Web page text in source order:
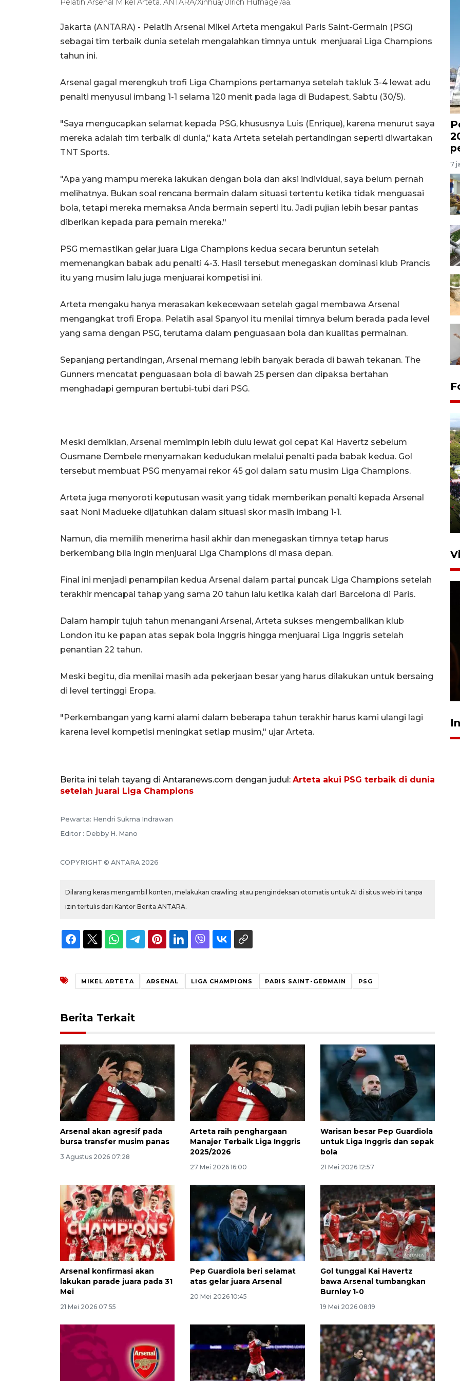
Pelatih Arsenal Mikel Arteta. ANTARA/Xinhua/Ulrich Hufnagel/aa.
Jakarta (ANTARA) - Pelatih Arsenal Mikel Arteta mengakui Paris Saint-Germain (PSG)
sebagai tim terbaik dunia setelah mengalahkan timnya untuk menjuarai Liga Champions
tahun ini.
Arsenal gagal merengkuh trofi Liga Champions pertamanya setelah takluk 3-4 lewat adu
penalti menyusul imbang 1-1 selama 120 menit pada laga di Budapest, Sabtu (30/5).
"Saya mengucapkan selamat kepada PSG, khususnya Luis (Enrique), karena menurut saya
mereka adalah tim terbaik di dunia," kata Arteta setelah pertandingan seperti diwartakan
TNT Sports.
"Apa yang mampu mereka lakukan dengan bola dan aksi individual, saya belum pernah
melihatnya. Bukan soal rencana bermain dalam situasi tertentu ketika tidak menguasai
bola, tetapi mereka memaksa Anda bermain seperti itu. Jadi pujian lebih besar pantas
diberikan kepada para pemain mereka."
PSG memastikan gelar juara Liga Champions kedua secara beruntun setelah
memenangkan babak adu penalti 4-3. Hasil tersebut menegaskan dominasi klub Prancis
itu yang musim lalu juga menjuarai kompetisi ini.
Arteta mengaku hanya merasakan kekecewaan setelah gagal membawa Arsenal
mengangkat trofi Eropa. Pelatih asal Spanyol itu menilai timnya belum berada pada level
yang sama dengan PSG, terutama dalam penguasaan bola dan kualitas permainan.
Sepanjang pertandingan, Arsenal memang lebih banyak berada di bawah tekanan. The
Gunners mencatat penguasaan bola di bawah 25 persen dan dipaksa bertahan
menghadapi gempuran bertubi-tubi dari PSG.
Meski demikian, Arsenal memimpin lebih dulu lewat gol cepat Kai Havertz sebelum
Ousmane Dembele menyamakan kedudukan melalui penalti pada babak kedua. Gol
tersebut membuat PSG menyamai rekor 45 gol dalam satu musim Liga Champions.
Arteta juga menyoroti keputusan wasit yang tidak memberikan penalti kepada Arsenal
saat Noni Madueke dijatuhkan dalam situasi skor masih imbang 1-1.
Namun, dia memilih menerima hasil akhir dan menegaskan timnya tetap harus
berkembang bila ingin menjuarai Liga Champions di masa depan.
Final ini menjadi penampilan kedua Arsenal dalam partai puncak Liga Champions setelah
terakhir mencapai tahap yang sama 20 tahun lalu ketika kalah dari Barcelona di Paris.
Dalam hampir tujuh tahun menangani Arsenal, Arteta sukses mengembalikan klub
London itu ke papan atas sepak bola Inggris hingga menjuarai Liga Inggris setelah
penantian 22 tahun.
Meski begitu, dia menilai masih ada pekerjaan besar yang harus dilakukan untuk bersaing
di level tertinggi Eropa.
"Perkembangan yang kami alami dalam beberapa tahun terakhir harus kami ulangi lagi
karena level kompetisi meningkat setiap musim," ujar Arteta.
Berita ini telah tayang di Antaranews.com dengan judul: Arteta akui PSG terbaik di dunia
setelah juarai Liga Champions
Pewarta: Hendri Sukma Indrawan
Editor : Debby H. Mano
COPYRIGHT © ANTARA 2026
Dilarang keras mengambil konten, melakukan crawling atau pengindeksan otomatis untuk AI di situs web ini tanpa
izin tertulis dari Kantor Berita ANTARA.
MIKEL ARTETA ARSENAL LIGA CHAMPIONS PARIS SAINT-GERMAIN PSG
Berita Terkait
Arsenal akan agresif pada
bursa transfer musim panas
3 Agustus 2026 07:28
Arteta raih penghargaan
Manajer Terbaik Liga Inggris
2025/2026
27 Mei 2026 16:00
Warisan besar Pep Guardiola
untuk Liga Inggris dan sepak
bola
21 Mei 2026 12:57
Arsenal konfirmasi akan
lakukan parade juara pada 31
Mei
21 Mei 2026 07:55
Pep Guardiola beri selamat
atas gelar juara Arsenal
20 Mei 2026 10:45
Gol tunggal Kai Havertz
bawa Arsenal tumbangkan
Burnley 1-0
19 Mei 2026 08:19
7
REPUBLIK INDONESIA DI
GORONTALO
Ramadhan
Indonesia
2026-08-05 15:00:00